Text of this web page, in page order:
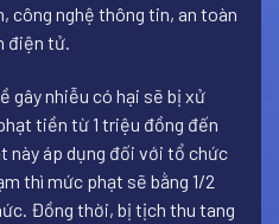
công nghệ thông tin, an toàn
điện tử.
gây nhiễu có hại sẽ bị xử
tiền từ 1 triệu đồng đến
này áp dụng đối với tổ chức
thì mức phạt sẽ bằng 1/2
Đồng thời, bị tịch thu tang